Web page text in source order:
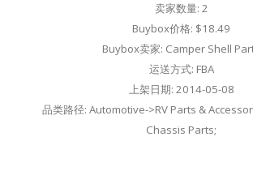
卖家数量: 2
Buybox价格: $18.49
Buybox卖家: Camper Shell
运送方式: FBA
上架日期: 2014-05-08
品类路径: Automotive->RV Parts &
Chassis Parts;